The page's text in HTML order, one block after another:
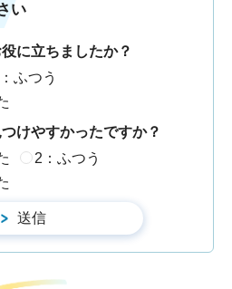
い
に立ちましたか？
ふつう
けやすかったですか？
2：ふつう